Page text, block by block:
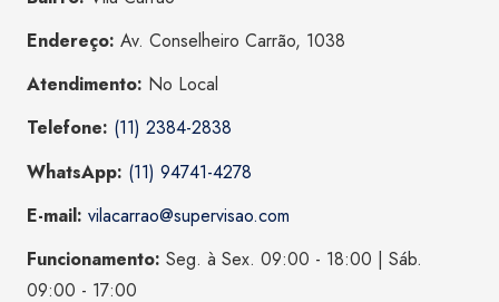
Endereço: Av. Conselheiro Carrão, 1038
Atendimento: No Local
Telefone: (11) 2384-2838
WhatsApp: (11) 94741-4278
E-mail: vilacarrao@supervisao.com
Funcionamento: Seg. à Sex. 09:00 - 18:00 | Sáb.
09:00 - 17:00